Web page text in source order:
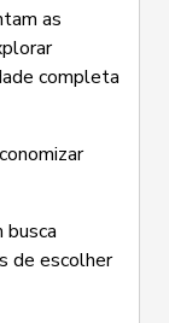
as
completa
busca
de escolher